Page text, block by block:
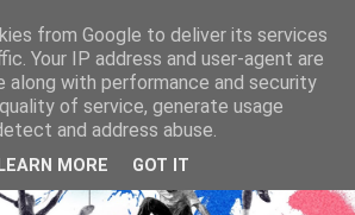
from Google to deliver its services
Your IP address and user-agent are
along with performance and security
of service, generate usage
and address abuse.
LEARN MORE GOT IT